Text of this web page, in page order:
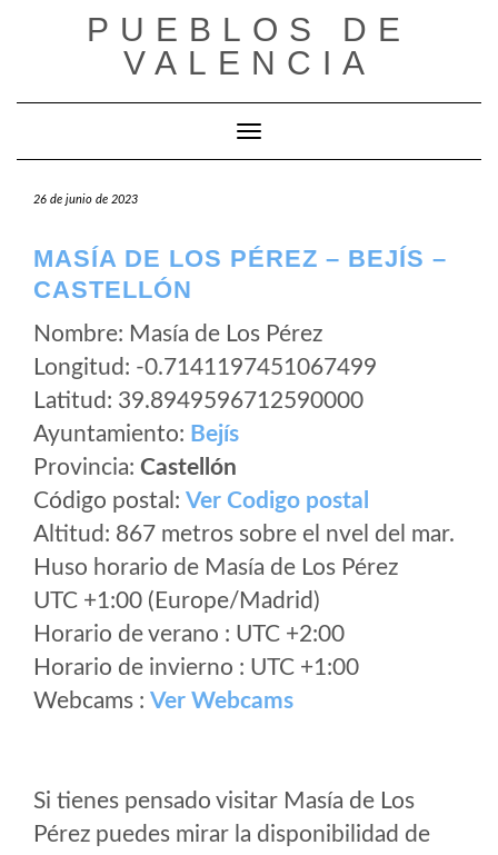
PUEBLOS DE
VALENCIA
Cambiar modo de navegación
26 de junio de 2023
MASÍA DE LOS PÉREZ – BEJÍS –
CASTELLÓN
Nombre: Masía de Los Pérez
Longitud: -0.7141197451067499
Latitud: 39.8949596712590000
Ayuntamiento: Bejís
Provincia: Castellón
Código postal: Ver Codigo postal
Altitud: 867 metros sobre el nvel del mar.
Huso horario de Masía de Los Pérez
UTC +1:00 (Europe/Madrid)
Horario de verano : UTC +2:00
Horario de invierno : UTC +1:00
Webcams : Ver Webcams
Si tienes pensado visitar Masía de Los
Pérez puedes mirar la disponibilidad de